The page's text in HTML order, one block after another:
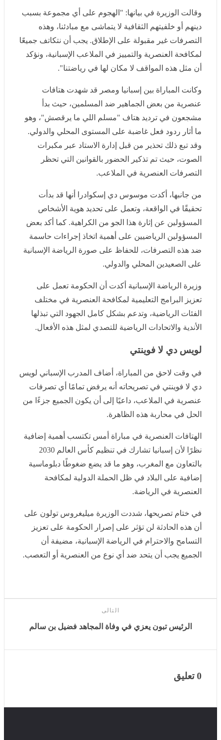
وقالت الوزيرة في بيانها: "الهجوم على أي مجموعة بسبب
دينهم أو خلفيتهم الثقافية لا يتماشى مع مبادئنا، وهذه
التصرفات غير مقبولة على الإطلاق. يجب أن نتكاتف جميعًا
لمكافحة العنصرية والتمييز في الملاعب الإسبانية، ونؤكد أن
مثل هذه المواقف لا مكان لها في رياضتنا".
وكانت المباراة بين إسبانيا ومصر قد شهدت هتافات عنصرية
من بعض الجماهير ضد المسلمين، حيث بدأ مشجعون في
ترديد هتاف "مسلم اللي ما يرقصش"، وهو ما أثار ردود فعل
غاضبة على المستوى المحلي والدولي. وقد تبع ذلك تحذير
من قبل إدارة الاستاد عبر مكبرات الصوت، حيث تم تذكير
الحضور بالقوانين التي تحظر التصرفات العنصرية في
الملاعب.
من جانبها، أكدت موسوس دي إسكوادرا أنها قد بدأت تحقيقًا
في الواقعة، وتعمل على تحديد هوية الأشخاص المسؤولين
عن إثارة هذا الجو من الكراهية. كما أكد بعض المسؤولين
الرياضيين على أهمية اتخاذ إجراءات حاسمة ضد هذه
التصرفات، للحفاظ على صورة الرياضة الإسبانية على
الصعيدين المحلي والدولي.
وزيرة الرياضة الإسبانية أكدت أن الحكومة تعمل على تعزيز
البرامج التعليمية لمكافحة العنصرية في مختلف الفئات
الرياضية، وتدعم بشكل كامل الجهود التي تبذلها الأندية
والاتحادات الرياضية للتصدي لمثل هذه الأفعال.
لويس دي لا فوينتي
في وقت لاحق من المباراة، أضاف المدرب الإسباني لويس
دي لا فوينتي في تصريحاته أنه يرفض تمامًا أي تصرفات
عنصرية في الملاعب، داعيًا إلى أن يكون الجميع جزءًا من
الحل في محاربة هذه الظاهرة.
الهتافات العنصرية في مباراة أمس تكتسب أهمية إضافية
نظرًا لأن إسبانيا تشارك في تنظيم كأس العالم 2030 بالتعاون
مع المغرب، وهو ما قد يضع ضغوطًا دبلوماسية إضافية على
البلاد في ظل الحملة الدولية لمكافحة العنصرية في الرياضة.
هذه الحادثة لن تؤثر على إصرار الحكومة على تعزيز التسامح
والاحترام في الرياضة الإسبانية، مضيفة أن الجميع يجب أن
يتحد ضد أي نوع من العنصرية أو التعصب.
الرئيس تبون يعزي في وفاة المجاهد فضيل بن سالم